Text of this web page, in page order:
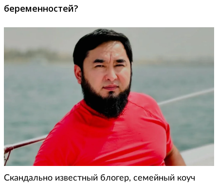
беременностей?
Скандально известный блогер, семейный коуч